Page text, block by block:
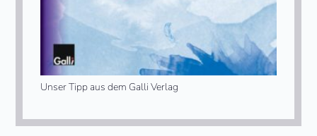
Unser Tipp aus dem Galli Verlag